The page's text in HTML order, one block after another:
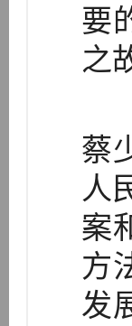
要
之
蔡
人
案
方
发